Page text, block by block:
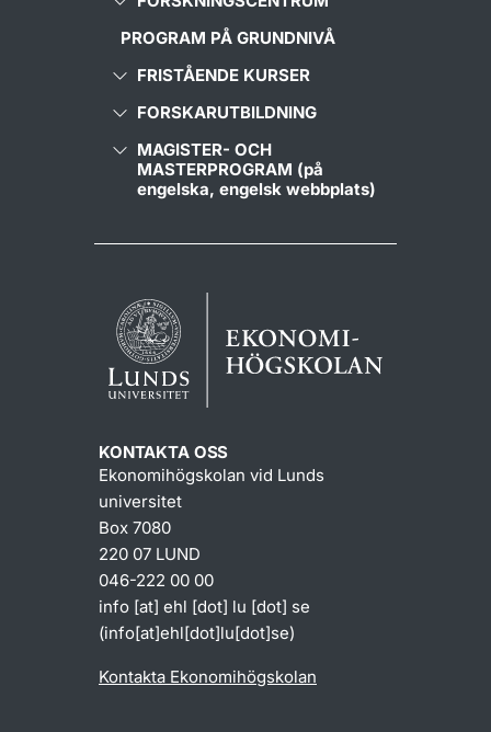
PROGRAM PÅ GRUNDNIVÅ
FRISTÅENDE KURSER
FORSKARUTBILDNING
MAGISTER- OCH
MASTERPROGRAM (på
engelska, engelsk webbplats)
KONTAKTA OSS
Ekonomihögskolan vid Lunds
universitet
Box 7080
220 07 LUND
046-222 00 00
info [at] ehl [dot] lu [dot] se
(info[at]ehl[dot]lu[dot]se)
Kontakta Ekonomihögskolan